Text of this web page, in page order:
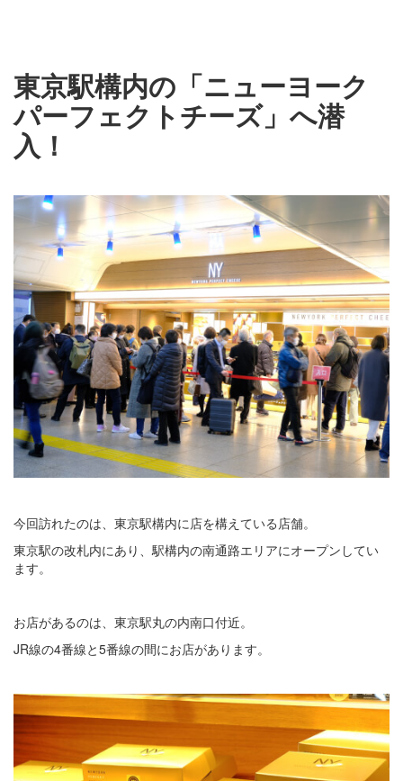
東京駅構内の「ニューヨーク
パーフェクトチーズ」へ潜
入！
今回訪れたのは、東京駅構内に店を構えている店舗。
東京駅の改札内にあり、駅構内の南通路エリアにオープンしてい
ます。
お店があるのは、東京駅丸の内南口付近。
JR線の4番線と5番線の間にお店があります。